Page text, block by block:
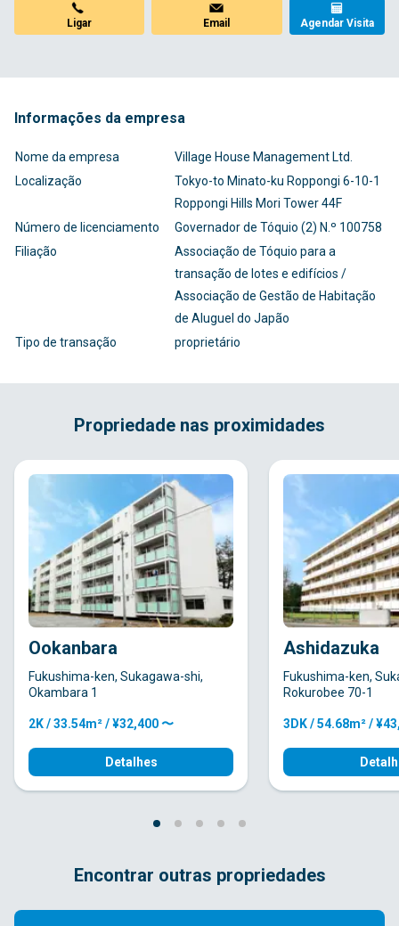
Ligar Email Agendar Visita
Informações da empresa
Nome da empresa
Village House Management Ltd.
Localização
Tokyo-to Minato-ku Roppongi 6-10-1
Roppongi Hills Mori Tower 44F
Número de licenciamento
Governador de Tóquio (2) N.º 100758
Filiação
Associação de Tóquio para a
transação de lotes e edifícios /
Associação de Gestão de Habitação
de Aluguel do Japão
Tipo de transação
proprietário
Propriedade nas proximidades
Ookanbara
Fukushima-ken, Sukagawa-shi,
Okambara 1
2K / 33.54m² / ¥32,400 〜
Detalhes
Ashidazuka
Fukushima-ken,
Rokurobee 70-1
3DK / 54.68m² /
Encontrar outras propriedades